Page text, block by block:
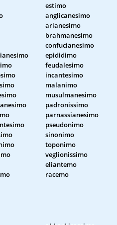
estimo
anglicanesimo
arianesimo
brahmanesimo
confucianesimo
epididimo
feudalesimo
incantesimo
malanimo
musulmanesimo
padronissimo
parnassianesimo
pseudonimo
sinonimo
toponimo
veglionissimo
eliantemo
racemo